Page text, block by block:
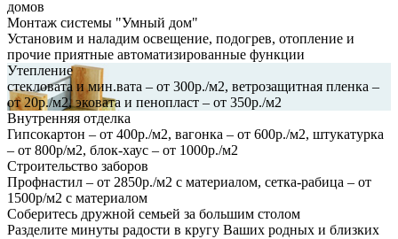
домов
Монтаж системы "Умный дом"
Установим и наладим освещение, подогрев, отопление и
прочие приятные автоматизированные функции
Утепление
стекловата и мин.вата – от 300р./м2, ветрозащитная пленка –
от 20р./м2, эковата и пенопласт – от 350р./м2
Внутренняя отделка
Гипсокартон – от 400р./м2, вагонка – от 600р./м2, штукатурка
– от 800р/м2, блок-хаус – от 1000р./м2
Строительство заборов
Профнастил – от 2850р./м2 с материалом, сетка-рабица – от
1500р/м2 с материалом
Соберитесь дружной семьей за большим столом
Разделите минуты радости в кругу Ваших родных и близких